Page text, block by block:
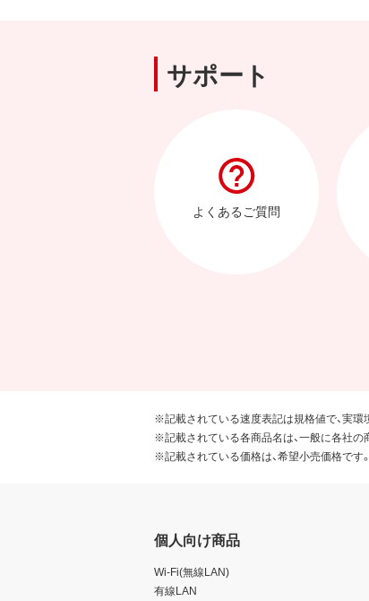
サポート
よくあるご質問
※記載されている速度表記は規格値で、実環
※記載されている各商品名は、一般に各社の
※記載されている価格は、希望小売価格です。
個人向け商品
Wi-Fi(無線LAN)
有線LAN